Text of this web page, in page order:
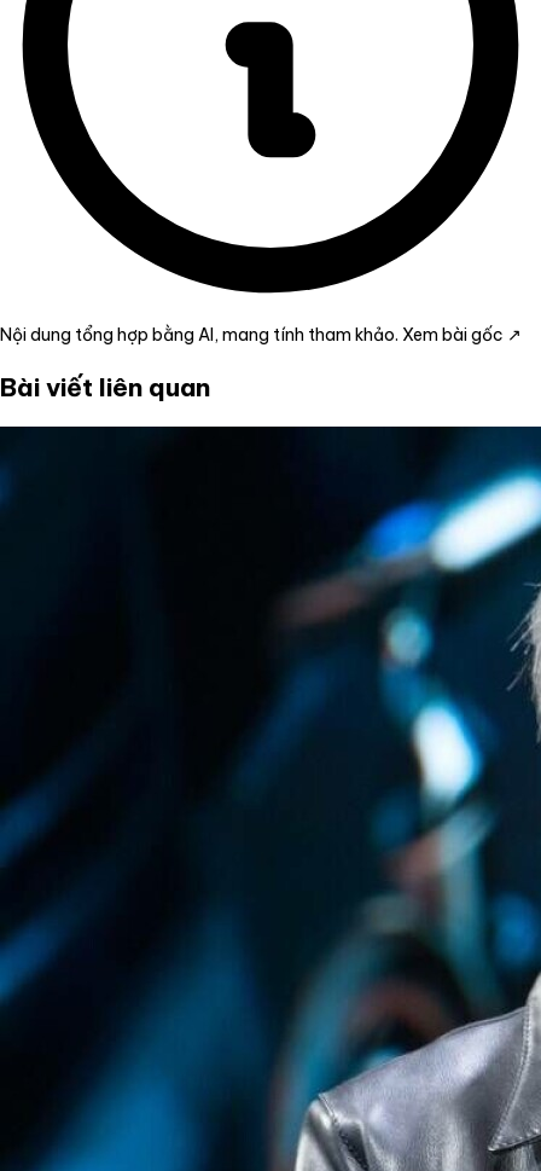
Nội dung tổng hợp bằng AI, mang tính tham khảo. Xem bài gốc ↗
Bài viết liên quan